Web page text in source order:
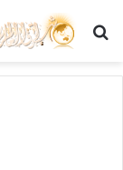
بحث عن